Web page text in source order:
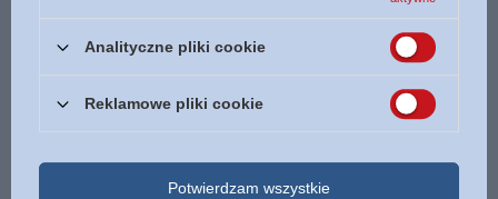
Wojownik Trzech Światów. cz.
szt.
Poznaj siebie i zrozum innych.
Analityczne pliki cookie
Reklamowe pliki cookie
Potwierdzam wszystkie